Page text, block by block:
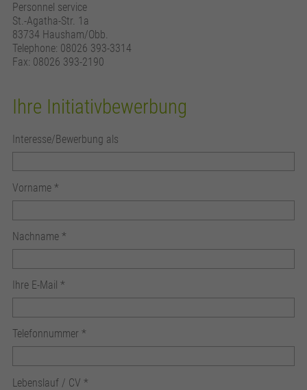
Personnel service
St.-Agatha-Str. 1a
83734 Hausham/Obb.
Telephone: 08026 393-3314
Fax: 08026 393-2190
Ihre Initiativbewerbung
Interesse/Bewerbung als
Vorname*
Nachname*
Ihre E-Mail*
Telefonnummer*
Lebenslauf / CV*